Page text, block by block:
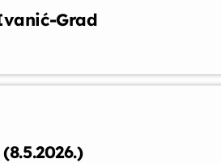
Grad